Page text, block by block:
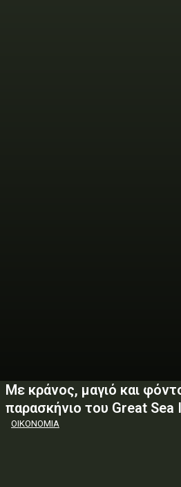
Με κράνος, μαγιό και
παρασκήνιο του Great
ΟΙΚΟΝΟΜΙΑ